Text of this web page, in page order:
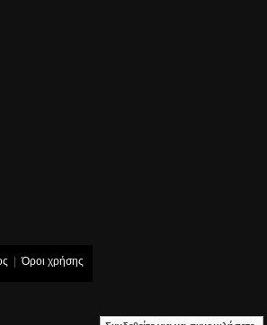
|Όροι χρήσης